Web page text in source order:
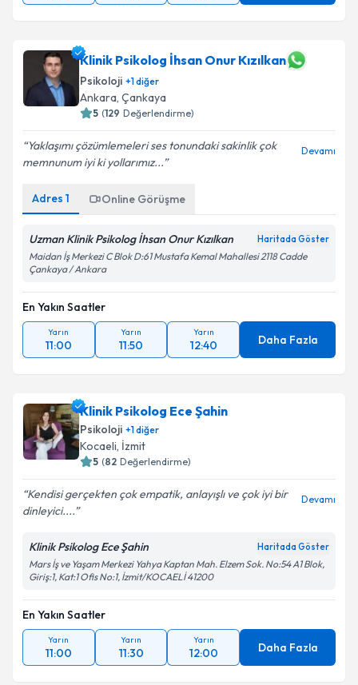
Klinik Psikolog İhsan Onur Kızılkan
Psikoloji +1diğer
Ankara, Çankaya
5 (129 Değerlendirme)
Yaklaşımı çözümlemeleri ses tonundaki sakinlik çok
memnunum iyi ki yollarımız...
Devamı
Adres 1 Online Görüşme
Uzman Klinik Psikolog İhsan Onur Kızılkan Haritada Göster
Maidan İş Merkezi C Blok D:61 Mustafa Kemal Mahallesi 2118 Cadde
Çankaya / Ankara
En Yakın Saatler
Yarın
11:00
Yarın
11:50
Yarın
12:40 Daha Fazla
Klinik Psikolog Ece Şahin
Psikoloji +1diğer
Kocaeli, İzmit
5 (82 Değerlendirme)
Kendisi gerçekten çok empatik, anlayışlı ve çok iyi bir
dinleyici....
Devamı
Klinik Psikolog Ece Şahin Haritada Göster
Mars İş ve Yaşam Merkezi Yahya Kaptan Mah. Elzem Sok. No:54 A1 Blok,
Giriş:1, Kat:1 Ofis No:1, İzmit/KOCAELİ 41200
En Yakın Saatler
Yarın
11:00
Yarın
11:30
Yarın
12:00 Daha Fazla